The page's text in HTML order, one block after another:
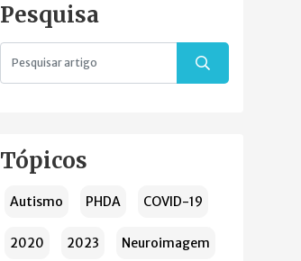
Pesquisa
Tópicos
Autismo PHDA COVID-19
2020 2023 Neuroimagem